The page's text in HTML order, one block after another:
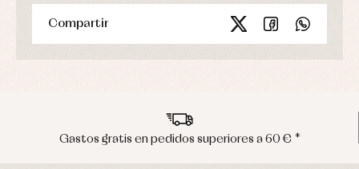
Compartir
Gastos gratis en pedidos superiores a 60 € *